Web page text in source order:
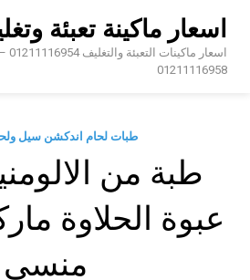
اسعار ماكينة تعبئة
01211116958
طبات لحام اندكشن سيل
طبة من
عبوة الحلاوة
منسى